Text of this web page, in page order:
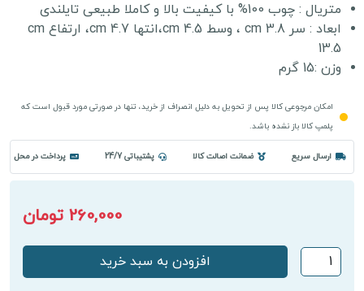
متریال : چوب 100% با کیفیت بالا و کاملا طبیعی تایلندی
ابعاد : سر cm 3.8 ، وسط cm 4.5،انتها cm 4.7، ارتفاع cm
13.5
وزن :15 گرم
امکان مرجوعی کالا پس از تحویل به دلیل انصراف از خرید، تنها در صورتی مورد قبول است که
پلمپ کالا باز نشده باشد.
ارسال سریع ضمانت اصالت کالا پشتیباتی 24/7 پرداخت در محل
260,000 تومان
استیک
قلمی
افزودن به سبد خرید